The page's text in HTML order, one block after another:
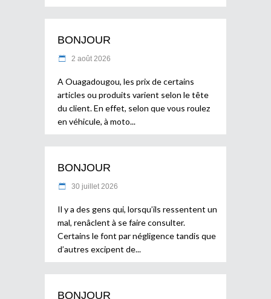
BONJOUR
2 août 2026
A Ouagadougou, les prix de certains
articles ou produits varient selon le tête
du client. En effet, selon que vous roulez
en véhicule, à moto
BONJOUR
30 juillet 2026
Il y a des gens qui, lorsqu’ils ressentent un
mal, renâclent à se faire consulter.
Certains le font par négligence tandis que
d’autres excipent de
BONJOUR